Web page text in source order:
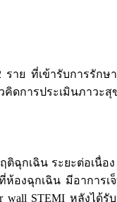
าย ที่เข้ารับการรัก
คิดการประเมินภาว
ฉุกเฉิน ระยะต่อเนื่อ
องฉุกเฉิน มีอาการ
STEMI หลังได้